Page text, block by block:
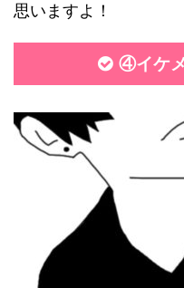
思いますよ！
④イケ